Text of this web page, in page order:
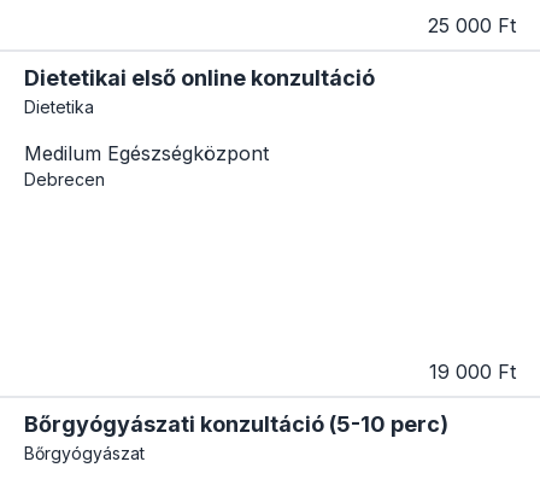
25 000 Ft
Dietetikai első online konzultáció
Dietetika
Medilum Egészségközpont
Debrecen
19 000 Ft
Bőrgyógyászati konzultáció (5-10 perc)
Bőrgyógyászat